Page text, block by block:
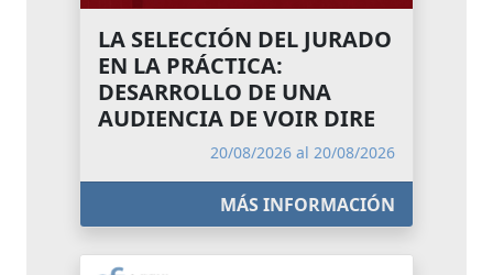
LA SELECCIÓN DEL JURADO
EN LA PRÁCTICA:
DESARROLLO DE UNA
AUDIENCIA DE VOIR DIRE
20/08/2026 al 20/08/2026
MÁS INFORMACIÓN